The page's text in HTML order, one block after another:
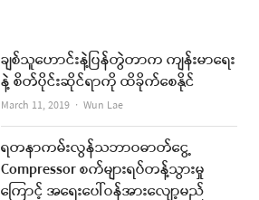
ချစ်သူဟောင်းနဲ့ပြန်တွဲတာက ကျန်းမာရေး
နဲ့ စိတ်ပိုင်းဆိုင်ရာကို ထိခိုက်စေနိုင်
March 11, 2019 Author
Wun Lae
ရတနာကမ်းလွန်သဘာဝဓာတ်ငွေ့
Compressor စက်များရပ်တန့်သွားမှု
ကြောင့် အရေးပေါ်ဝန်အားလျော့မည်